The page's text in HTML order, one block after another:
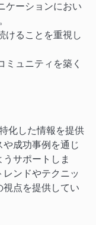
ケーションにおい
けることを重視し
ミュニティを築く
化した情報を提供
成功事例を通じ
サポートしま
ンドやテクニッ
点を提供してい